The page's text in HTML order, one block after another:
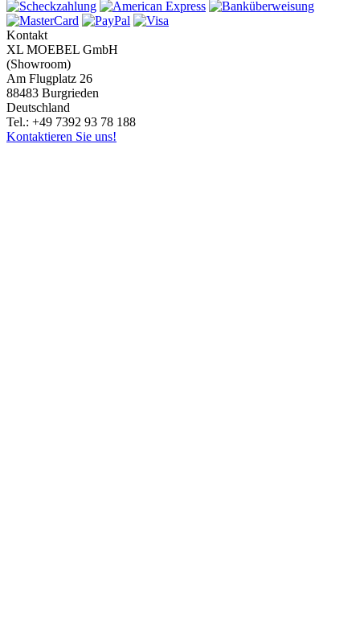
Kontakt
XL MOEBEL GmbH
(Showroom)
Am Flugplatz 26
88483 Burgrieden
Deutschland
Tel.: +49 7392 93 78 188
Kontaktieren Sie uns!